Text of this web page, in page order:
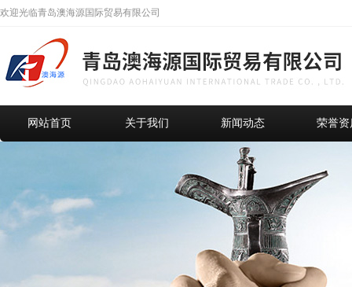
欢迎光临青岛澳海源国际贸易有限公司
网站首页 关于我们 新闻动态 荣誉资